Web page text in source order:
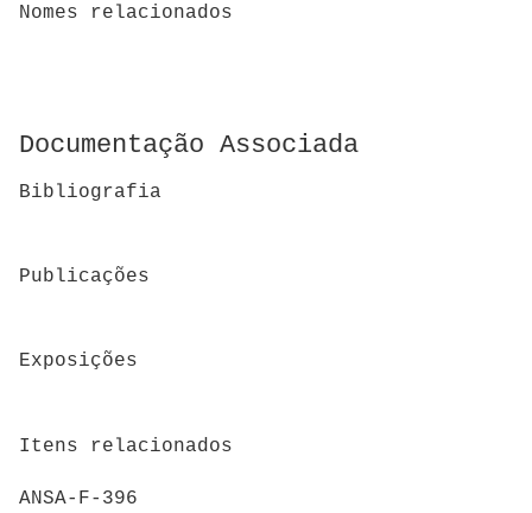
Nomes relacionados
Documentação Associada
Bibliografia
Publicações
Exposições
Itens relacionados
ANSA-F-396